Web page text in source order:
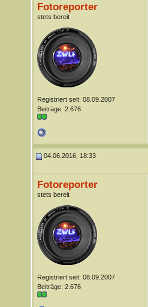
Fotoreporter
stets bereit
Registriert seit: 08.09.2007
Beiträge: 2.676
04.06.2016, 18:33
Fotoreporter
stets bereit
Registriert seit: 08.09.2007
Beiträge: 2.676